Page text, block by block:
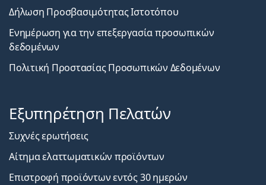
Δήλωση Προσβασιμότητας Ιστοτόπου
Ενημέρωση για την επεξεργασία προσωπικών
δεδομένων
Πολιτική Προστασίας Προσωπικών Δεδομένων
Εξυπηρέτηση Πελατών
Συχνές ερωτήσεις
Αίτημα ελαττωματικών προϊόντων
Επιστροφή προϊόντων εντός 30 ημερών